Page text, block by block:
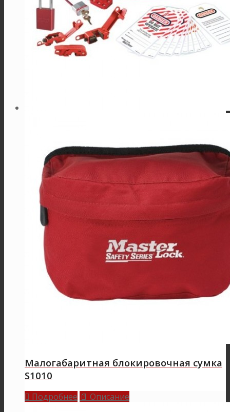
Малогабаритная блокировочная сумка
S1010
 Подробнее 📄 Описание